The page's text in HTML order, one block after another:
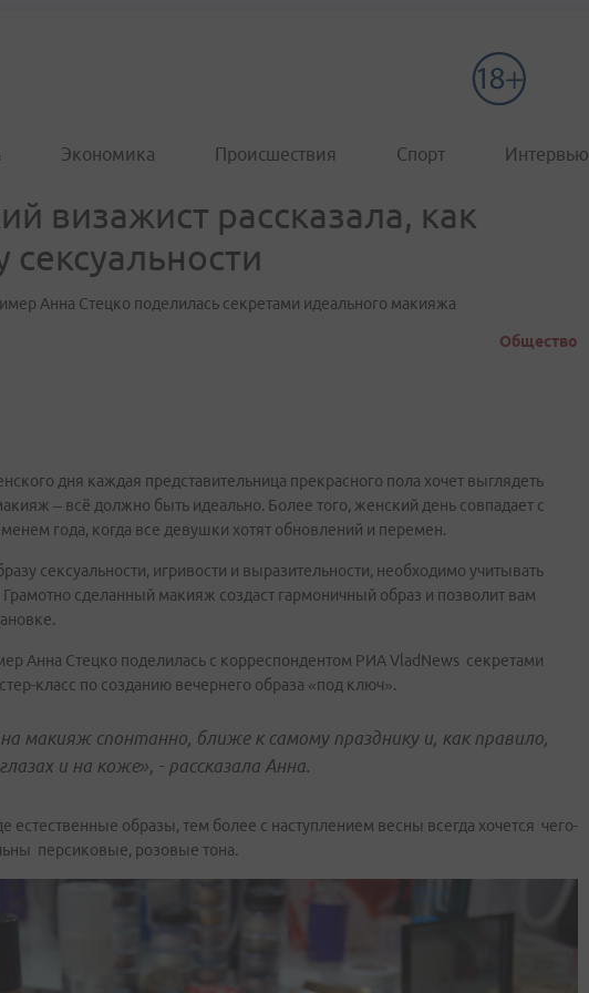
Экономика Происшествия Спорт Интервью
визажист рассказала, как
сексуальности
Анна Стецко поделилась секретами идеального макияжа
Общество
дня каждая представительница прекрасного пола хочет выглядеть
– всё должно быть идеально. Более того, женский день совпадает с
года, когда все девушки хотят обновлений и перемен.
сексуальности, игривости и выразительности, необходимо учитывать
сделанный макияж создаст гармоничный образ и позволит вам
Анна Стецко поделилась с корреспондентом РИА VladNews секретами
класс по созданию вечернего образа «под ключ».
макияж спонтанно, ближе к самому празднику и, как правило,
и на коже», - рассказала Анна.
естественные образы, тем более с наступлением весны всегда хочется чего-
персиковые, розовые тона.